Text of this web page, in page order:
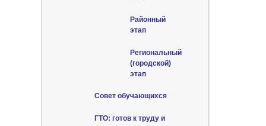
Районный
этап
Региональный
(городской)
этап
Совет обучающихся
ГТО: готов к труду и